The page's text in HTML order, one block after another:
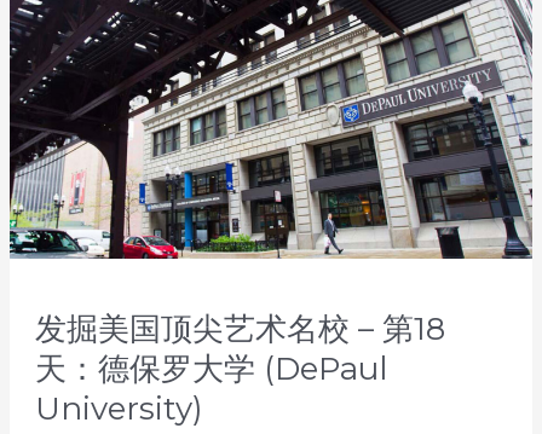
尖
术
校
–
第
19
天：
金
山
艺
术
发掘美国顶尖艺术名校 – 第18
天：德保罗大学 (DePaul
University)